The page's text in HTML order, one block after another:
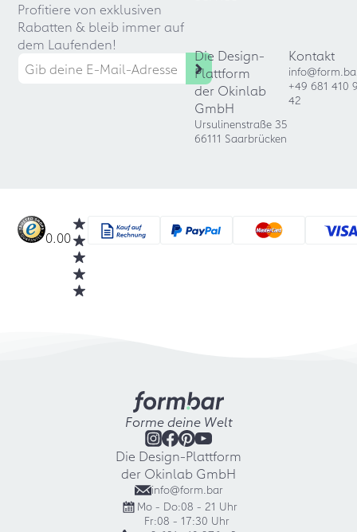
Profitiere von exklusiven
Rabatten & bleib immer auf
dem Laufenden!
Die Design-
Plattform
der Okinlab
GmbH
Ursulinenstraße 35
66111 Saarbrücken
Kontakt
+49 681 410
42
0.00
Forme deine Welt
Die Design-Plattform
der Okinlab GmbH
info@form.bar
Mo - Do:08 - 21 Uhr
Fr:08 - 17:30 Uhr